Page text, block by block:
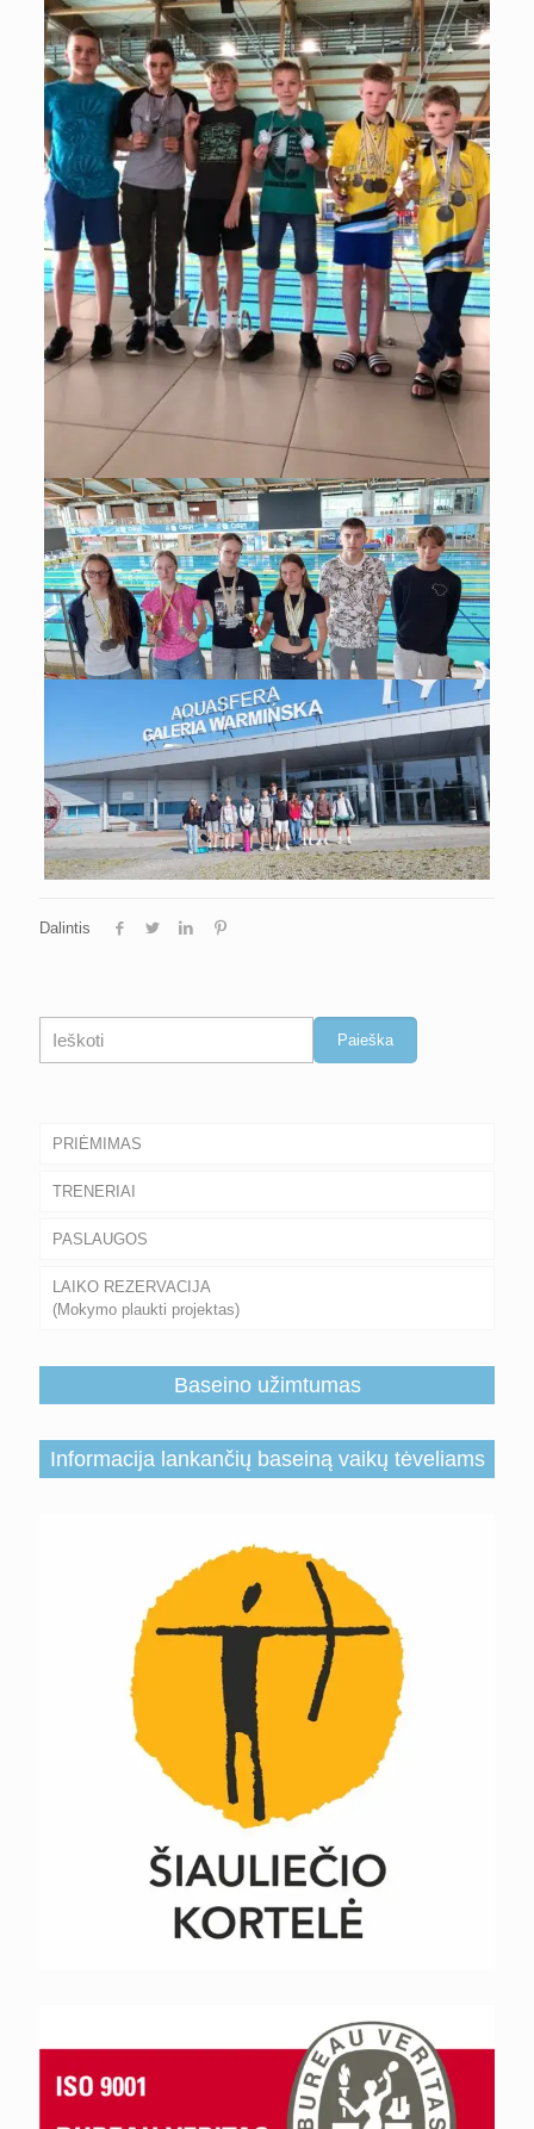
Dalintis
Paieška Paieška
PRIĖMIMAS
TRENERIAI
PASLAUGOS
LAIKO REZERVACIJA
(Mokymo plaukti projektas)
Baseino užimtumas
Informacija lankančių baseiną vaikų tėveliams